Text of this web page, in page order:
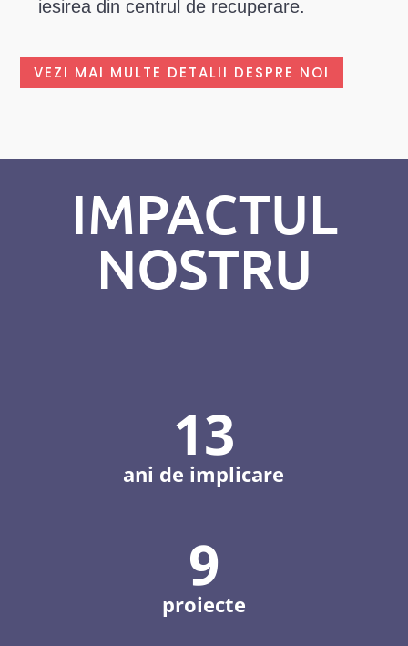
iesirea din centrul de recuperare.
VEZI MAI MULTE DETALII DESPRE NOI
IMPACTUL
NOSTRU
13
ani de implicare
9
proiecte